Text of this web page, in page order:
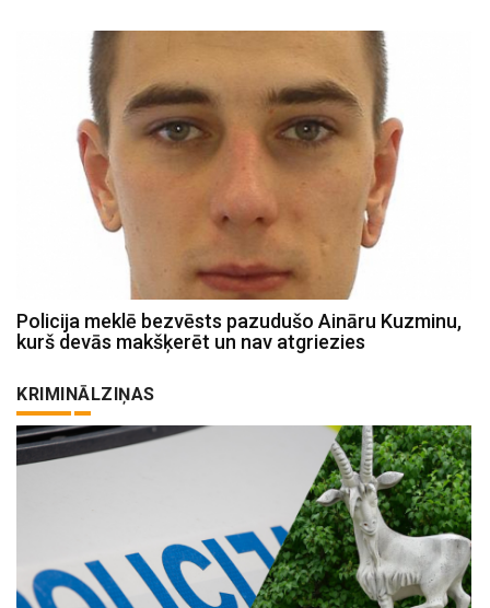
Policija meklē bezvēsts pazudušo Aināru Kuzminu,
kurš devās makšķerēt un nav atgriezies
KRIMINĀLZIŅAS